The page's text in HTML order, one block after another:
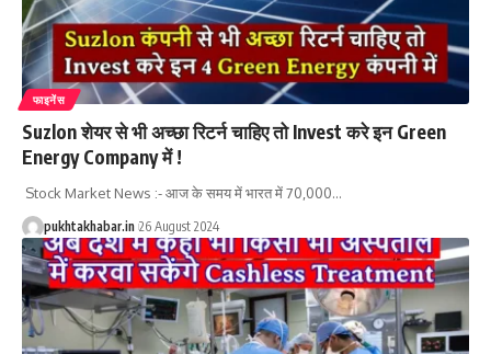
फाइनेंस
Suzlon शेयर से भी अच्छा रिटर्न चाहिए तो Invest करे इन Green
Energy Company में !
‌ Stock Market News :- आज के समय में भारत में 70,000…
pukhtakhabar.in 26 August 2024